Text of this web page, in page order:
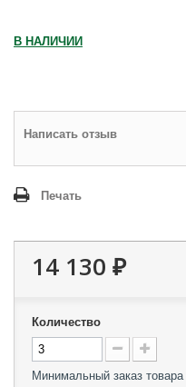
В НАЛИЧИИ
Написать отзыв
Печать
14 130 ₽
Количество
Минимальный заказ товара